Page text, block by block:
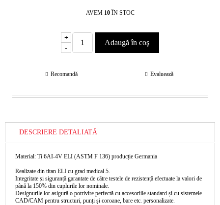
AVEM 10 ÎN STOC
+
-
Recomandă Evaluează
DESCRIERE DETALIATĂ
Material: Ti 6AI-4V ELI (ASTM F 136) producție Germania
Realizate din titan ELI cu grad medical 5.
Integritate și siguranță garantate de către testele de rezistență efectuate la valori de
până la 150% din cuplurile lor nominale.
Designurile lor asigură o potrivire perfectă cu accesoriile standard și cu sistemele
CAD/CAM pentru structuri, punți și coroane, bare etc. personalizate.